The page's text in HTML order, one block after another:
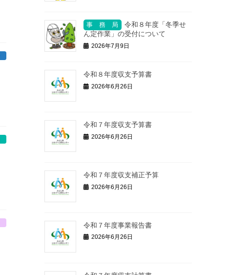
令和８年度「冬季せ
ん定作業」の受付について
2026年7月9日
令和８年度収支予算書
2026年6月26日
令和７年度収支予算書
2026年6月26日
令和７年度収支補正予算
2026年6月26日
令和７年度事業報告書
2026年6月26日